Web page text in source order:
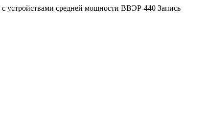
устройствами средней мощности ВВЭР-440 Запись